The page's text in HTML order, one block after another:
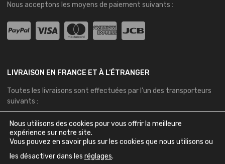
Nous acceptons les moyens de paiement suivants :
LIVRAISON EN FRANCE ET À L’ÉTRANGER
Toutes les livraisons sont effectuées par l’un des transporteurs
suivants :
Nous utilisons des cookies pour vous offrir la meilleure
expérience sur notre site.
Vous pouvez en savoir plus sur les cookies que nous utilisons ou
les désactiver dans les réglages.